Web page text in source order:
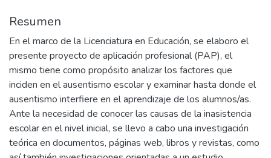
Resumen
En el marco de la Licenciatura en Educación, se elaboro el
presente proyecto de aplicación profesional (PAP), el
mismo tiene como propósito analizar los factores que
inciden en el ausentismo escolar y examinar hasta donde el
ausentismo interfiere en el aprendizaje de los alumnos/as.
Ante la necesidad de conocer las causas de la inasistencia
escolar en el nivel inicial, se llevo a cabo una investigación
teórica en documentos, páginas web, libros y revistas, como